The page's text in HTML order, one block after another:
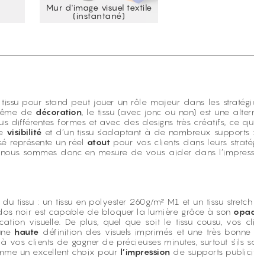
Mur d'image visuel textile
(instantané)
pour stand peut jouer un rôle majeur dans les
de décoration , le tissu (avec jonc ou non) est une
différentes formes et avec des designs très créatifs, ce
visibilité et d’un tissu s’adaptant à de nombreux
représente un réel atout pour vos clients dans leurs
sommes donc en mesure de vous aider dans
du tissu : un tissu en polyester 260g/m² M1 et un tissu
noir est capable de bloquer la lumière grâce à son
visuelle. De plus, quel que soit le tissu cousu, vos
haute définition des visuels imprimés et une très
vos clients de gagner de précieuses minutes, surtout s’ils
un excellent choix pour l’impression de supports